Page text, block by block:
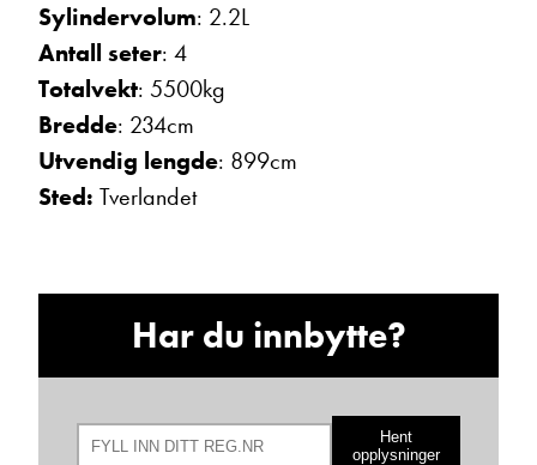
Hva gjelder det?
E-post
Sylindervolum: 2.2L
Antall seter: 4
Totalvekt: 5500kg
Bredde: 234cm
Utvendig lengde: 899cm
Sted: Tverlandet
Har du innbytte?
Hent
opplysninger